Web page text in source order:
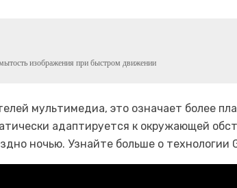
изображения при быстром движении
мультимедиа, это означает более
адаптируется к окружающей
ночью. Узнайте больше о технологии